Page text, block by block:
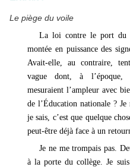
Le piège du voile
La loi contre le port du
montée en puissance des
Avait-elle, au contraire,
vague dont, à l’époque,
mesuraient l’ampleur avec
de l’Éducation nationale ?
je sais, c’est que quelque
peut-être déjà face à un
Je ne me trompais pas.
à la porte du collège. Je